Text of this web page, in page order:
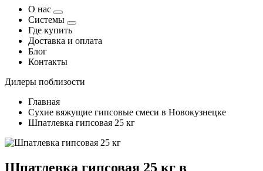
О нас
Системы
Где купить
Доставка и оплата
Блог
Контакты
Дилеры поблизости
Главная
Сухие вяжущие гипсовые смеси в Новокузнецке
Шпатлевка гипсовая 25 кг
Шпатлевка гипсовая 25 кг в